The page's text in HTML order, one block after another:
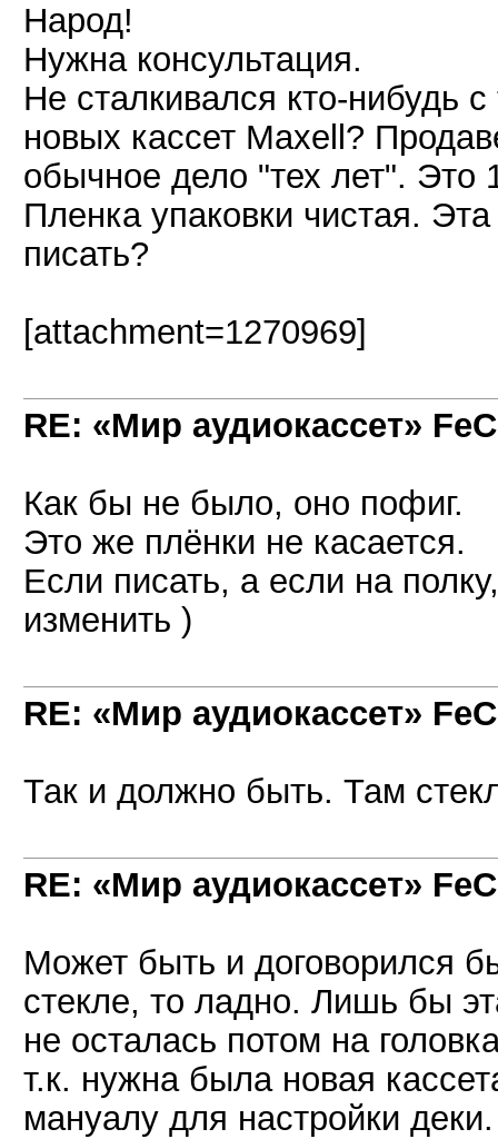
Народ!
Нужна консультация.
Не сталкивался кто-нибудь
новых кассет Maxell?
обычное дело "тех лет". Это
Пленка упаковки чистая.
писать?
[attachment=1270969]
RE: «Мир аудиокассет»
Как бы не было, оно пофиг.
Это же плёнки не касается.
Если писать, а если на
изменить )
RE: «Мир аудиокассет»
Так и должно быть. Там
RE: «Мир аудиокассет»
Может быть и договорился
стекле, то ладно. Лишь бы
не осталась потом на
т.к. нужна была новая
мануалу для настройки деки.